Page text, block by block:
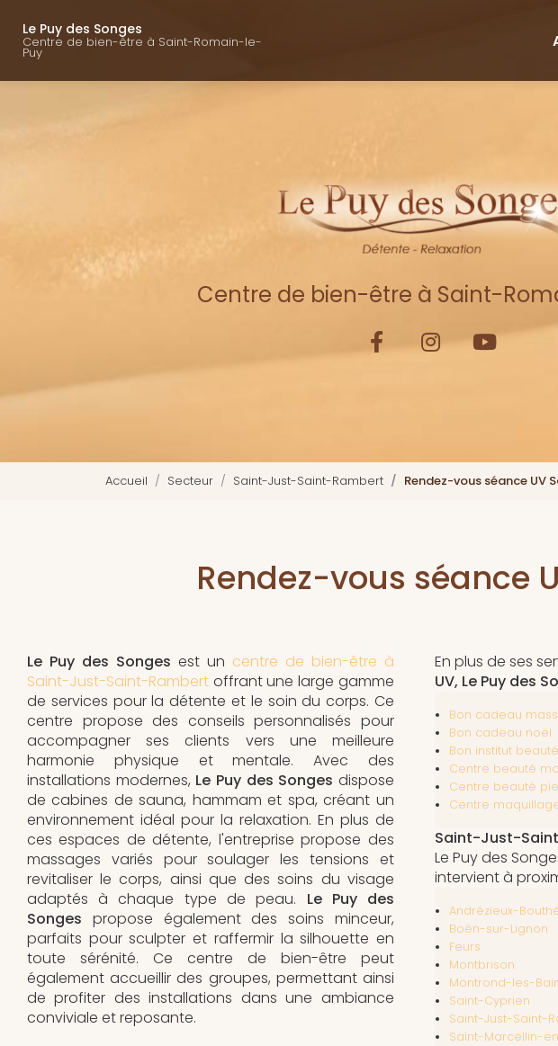
contenu
Le Puy des Songes
Centre de bien-être à Saint-Romain-le-
Puy
Centre de bien-être à Saint-
Accueil Secteur Saint-Just-Saint-Rambert Rendez-vous séance
Rendez-vous séance
Le Puy des Songes est un centre de bien-être à
Saint-Just-Saint-Rambert offrant une large gamme
de services pour la détente et le soin du corps. Ce
centre propose des conseils personnalisés pour
accompagner ses clients vers une meilleure
harmonie physique et mentale. Avec des
installations modernes, Le Puy des Songes dispose
de cabines de sauna, hammam et spa, créant un
environnement idéal pour la relaxation. En plus de
ces espaces de détente, l'entreprise propose des
massages variés pour soulager les tensions et
revitaliser le corps, ainsi que des soins du visage
adaptés à chaque type de peau. Le Puy des
Songes propose également des soins minceur,
parfaits pour sculpter et raffermir la silhouette en
toute sérénité. Ce centre de bien-être peut
également accueillir des groupes, permettant ainsi
de profiter des installations dans une ambiance
conviviale et reposante.
En plus de ses
UV, Le Puy des
Bon cadeau
Bon cadeau noël
Bon institut beauté
Centre beauté
Centre beauté
Centre
Saint-Just-
Le Puy des
intervient à
Andrézieux-
Boën-sur-Lignon
Feurs
Montbrison
Montrond-les-
Saint-Cyprien
Saint-Just-Saint-
Saint-Marcellin-